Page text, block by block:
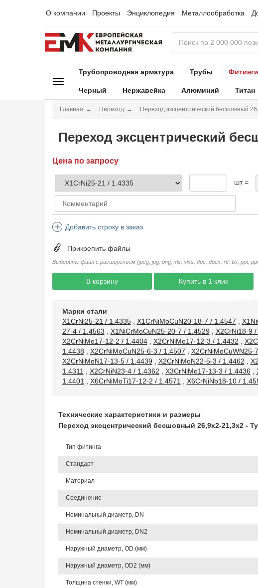
О компании Проекты Энциклопедия Металлообработка
Трубопроводная арматура Трубы Фитинги
Черный Нержавейка Алюминий Титан
Главная Переход Переход эксцентрический бесшовный
Переход эксцентрический
Цена по запросу
шт =
Добавить строку в заказ
Прикрепить файлы
Выберите файл с расширением (jpeg, jpg, png, xls, xlxs, doc, docx, rtf, txt, ppt,
В корзину Купить в 1 клик
Марки стали
X1CrNi25-21 / 1.4335, X1CrNiMoCuN20-18-7 / 1.4547
27-4 / 1.4563
X1NiCrMoCuN25-20-7 / 1.4529 X2CrNi18-9
X2CrNiMo17-12-2 / 1.4404, X2CrNiMo17-12-3 / 1.4432
1.4438
X2CrNiMoCuN25-6-3 / 1.4507 X2CrNiMoCuWN25-
X2CrNiMoN17-13-5 / 1.4439
X2CrNiMoN22-5-3 / 1.4462
1.4311
X2CrNiN23-4 / 1.4362 X3CrNiMo17-13-3 / 1.4436
1.4401
X6CrNiMoTi17-12-2 / 1.4571 X6CrNiNb18-10 /
Технические характеристики и размеры
Переход эксцентрический бесшовный 26,9х2-21,3х2 -
Тип фитинга
Стандарт
Материал
Соединение
Номинальный диаметр, DN
Номинальный диаметр, DN2
Наружный диаметр, OD (мм)
Наружный диаметр, OD2 (мм)
Толщина стенки, WT (мм)